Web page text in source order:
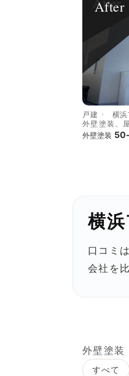
After
戸建 横浜
外壁塗装、
外壁塗装
横
口コミ
会社を
外壁塗装
すべて